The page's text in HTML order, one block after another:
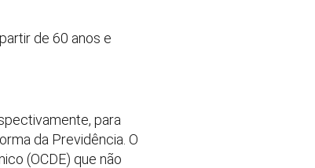
de 60 anos e
para
da Previdência. O
(OCDE) que não